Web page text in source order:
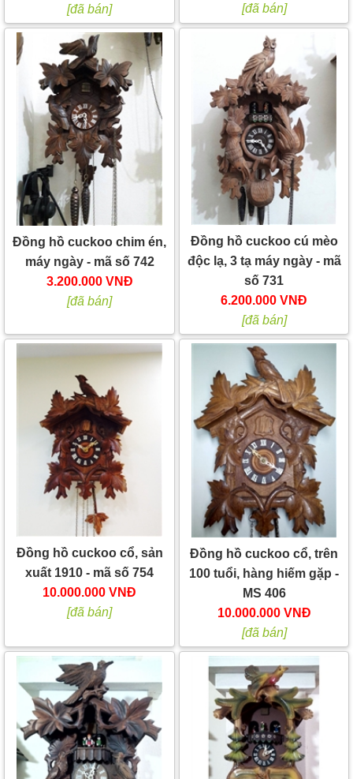
[đã bán]
[đã bán]
Đồng hồ cuckoo chim én,
máy ngày - mã số 742
3.200.000 VNĐ
[đã bán]
Đồng hồ cuckoo cú mèo
độc lạ, 3 tạ máy ngày - mã
số 731
6.200.000 VNĐ
[đã bán]
Đồng hồ cuckoo cổ, sản
xuất 1910 - mã số 754
10.000.000 VNĐ
[đã bán]
Đồng hồ cuckoo cổ, trên
100 tuổi, hàng hiếm gặp -
MS 406
10.000.000 VNĐ
[đã bán]